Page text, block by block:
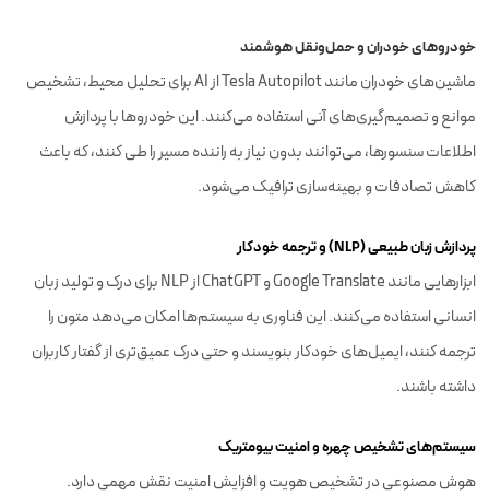
خودروهای خودران و حمل‌ونقل هوشمند
ماشین‌های خودران مانند Tesla Autopilot از AI برای تحلیل محیط، تشخیص
موانع و تصمیم‌گیری‌های آنی استفاده می‌کنند. این خودروها با پردازش
اطلاعات سنسورها، می‌توانند بدون نیاز به راننده مسیر را طی کنند، که باعث
کاهش تصادفات و بهینه‌سازی ترافیک می‌شود.
پردازش زبان طبیعی (NLP) و ترجمه خودکار
ابزارهایی مانند Google Translate و ChatGPT از NLP برای درک و تولید زبان
انسانی استفاده می‌کنند. این فناوری به سیستم‌ها امکان می‌دهد متون را
ترجمه کنند، ایمیل‌های خودکار بنویسند و حتی درک عمیق‌تری از گفتار کاربران
داشته باشند.
سیستم‌های تشخیص چهره و امنیت بیومتریک
هوش مصنوعی در تشخیص هویت و افزایش امنیت نقش مهمی دارد.